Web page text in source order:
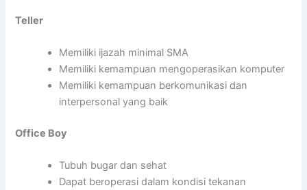
Teller
Memiliki ijazah minimal SMA
Memiliki kemampuan mengoperasikan komputer
Memiliki kemampuan berkomunikasi dan
interpersonal yang baik
Office Boy
Tubuh bugar dan sehat
Dapat beroperasi dalam kondisi tekanan